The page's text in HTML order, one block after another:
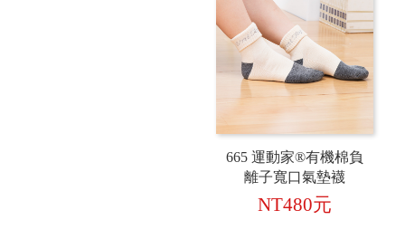
665 運動家®有機棉負
離子寬口氣墊襪
NT480元